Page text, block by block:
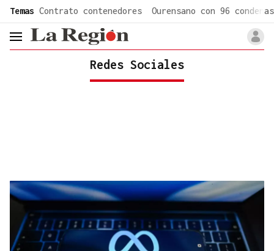
Temas Contrato contenedores Ourensano con 96 condenas
header.menu.open
Redes Sociales